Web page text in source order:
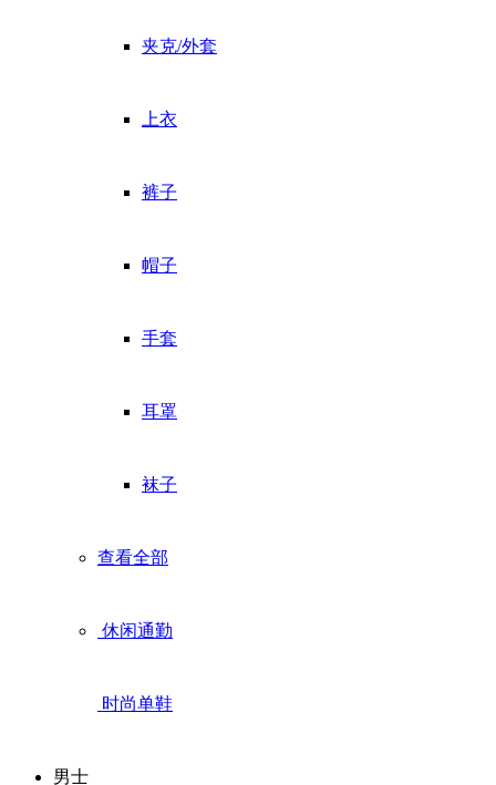
夹克/外套
上衣
裤子
帽子
手套
耳罩
袜子
查看全部
休闲通勤
时尚单鞋
男士